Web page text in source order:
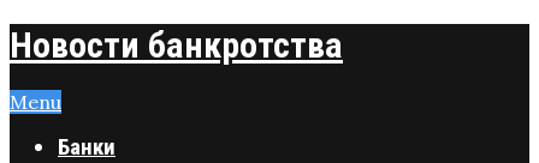
Новости банкротства
Menu
Банки